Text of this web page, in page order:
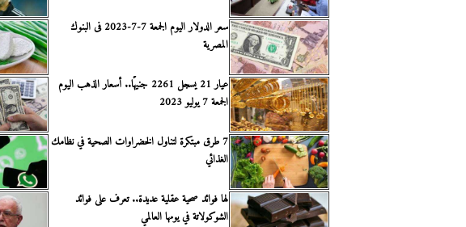
سعر الدولار اليوم الجمعة 7-7-2023 فى البنوك
المصرية
عيار 21 يسجل 2261 جنيهًا.. أسعار الذهب اليوم
الجمعة 7 يوليو 2023
7 طرق مبتكرة لتناول الخضراوات الصحية في نظامك
الغذائي
لها فوائد صحية عقلية عديدة.. تعرف على فوائد
الشوكولاتة في يومها العالمي